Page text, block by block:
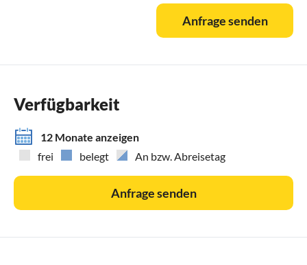
Anfrage senden
Verfügbarkeit
12 Monate anzeigen
frei
belegt An bzw. Abreisetag
Anfrage senden